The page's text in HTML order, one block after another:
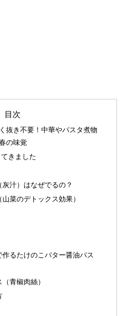
目次
抜き不要！中華やパスタ煮物
の味覚
きました
汁）はなぜでるの？
菜のデトックス効果）
るたけのこバター醤油パス
青椒肉絲）